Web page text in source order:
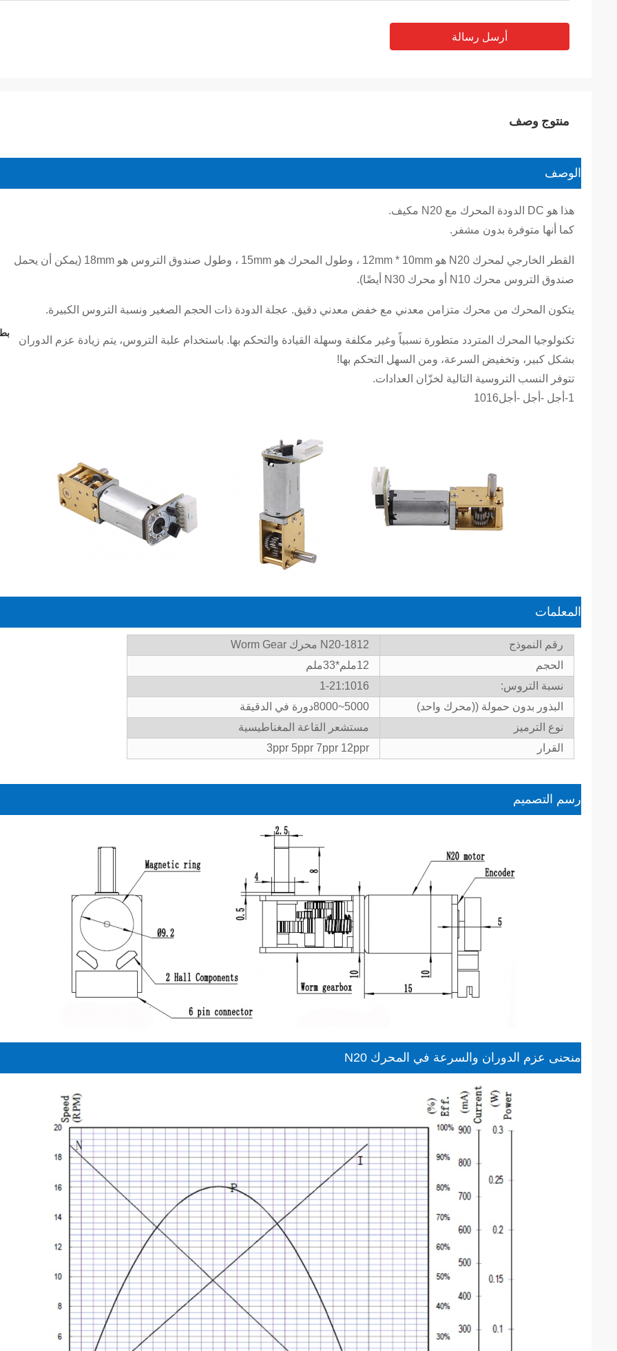
أرسل رسالة
منتوج وصف
الوصف
هذا هو DC الدودة المحرك مع N20 مكيف.
كما أنها متوفرة بدون مشفر.
القطر الخارجي لمحرك N20 هو 12mm * 10mm ، وطول المحرك هو 15mm ، وطول صندوق التروس هو 18mm (يمكن أن يحمل
صندوق التروس محرك N10 أو محرك N30 أيضًا).
يتكون المحرك من محرك متزامن معدني مع خفض معدني دقيق. عجلة الدودة ذات الحجم الصغير ونسبة التروس الكبيرة.
تكنولوجيا المحرك المتردد متطورة نسبياً وغير مكلفة وسهلة القيادة والتحكم بها. باستخدام علبة التروس، يتم زيادة عزم الدوران
بشكل كبير، وتخفيض السرعة، ومن السهل التحكم بها!
تتوفر النسب التروسية التالية لخزّان العدادات.
1-أجل -أجل -أجل1016
المعلمات
رقم النموذج
N20-1812 محرك Worm Gear
الحجم
12ملم*33ملم
نسبة التروس:
1-21:1016
البذور بدون حمولة ((محرك واحد)
5000~8000دورة في الدقيقة
نوع الترميز
مستشعر القاعة المغناطيسية
القرار
3ppr 5ppr 7ppr 12ppr
رسم التصميم
منحنى عزم الدوران والسرعة في المحرك N20